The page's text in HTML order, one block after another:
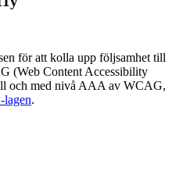
för att kolla upp följsamhet till
(Web Content Accessibility
och med nivå AAA av WCAG,
lagen.